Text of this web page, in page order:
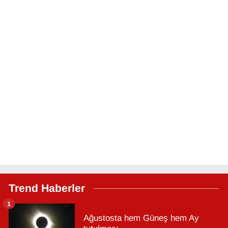
Trend Haberler
Ağustosta hem Güneş hem Ay
1